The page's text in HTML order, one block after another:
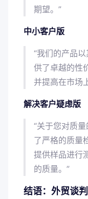
期望。”
中小客户版
“我们的产品
供了卓越的性
并提高在市场
解决客户疑虑版
“关于您对质
了严格的质量
提供样品进行
的质量。”
结语：外贸谈